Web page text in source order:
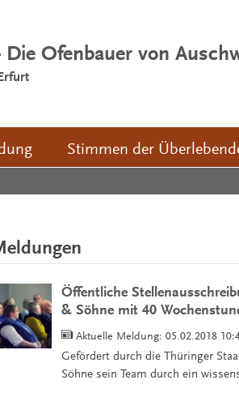
Ofenbauer von
Stimmen der
Öffentliche
& Söhne mit 40
Aktuelle Meldung:05.02.2018
Gefördert durch die Thüringer
Söhne sein Team durch ein